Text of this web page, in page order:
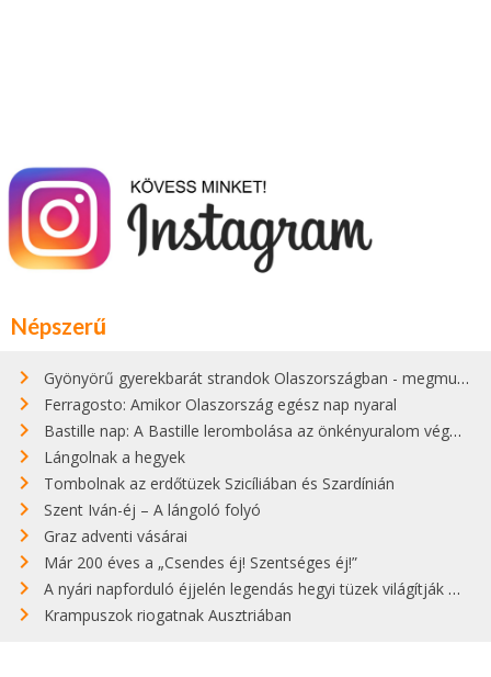
Népszerű
Gyönyörű gyerekbarát strandok Olaszországban - megmutatjuk a 15 legjobbat
Ferragosto: Amikor Olaszország egész nap nyaral
Bastille nap: A Bastille lerombolása az önkényuralom végét jelentette
Lángolnak a hegyek
Tombolnak az erdőtüzek Szicíliában és Szardínián
Szent Iván-éj – A lángoló folyó
Graz adventi vásárai
Már 200 éves a „Csendes éj! Szentséges éj!”
A nyári napforduló éjjelén legendás hegyi tüzek világítják meg Zugspitzét
Krampuszok riogatnak Ausztriában